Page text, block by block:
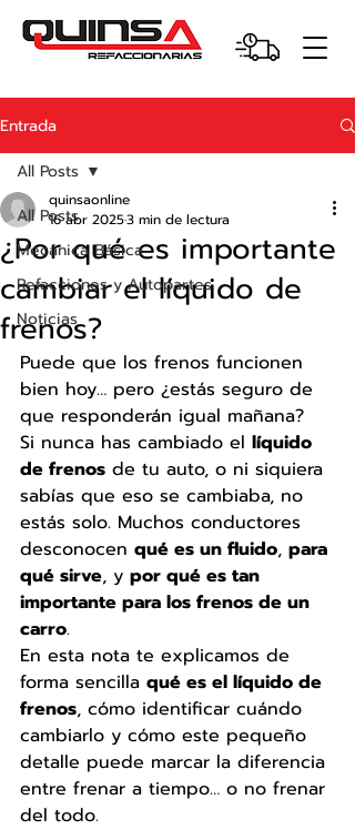
Entrada
All Posts
Mecánica Básica
Refacciones y Autopartes
Noticias
All Posts
¿Por qué es importante
cambiar el líquido de
frenos?
quinsaonline
16 abr 20253 min de lectura
Puede que los frenos funcionen
bien hoy… pero ¿estás seguro de
que responderán igual mañana?
Si nunca has cambiado el líquido
de frenos de tu auto, o ni siquiera
sabías que eso se cambiaba, no
estás solo. Muchos conductores
desconocen qué es un fluido, para
qué sirve, y por qué es tan
importante para los frenos de un
carro.
En esta nota te explicamos de
forma sencilla qué es el líquido de
frenos, cómo identificar cuándo
cambiarlo y cómo este pequeño
detalle puede marcar la diferencia
entre frenar a tiempo… o no frenar
del todo.